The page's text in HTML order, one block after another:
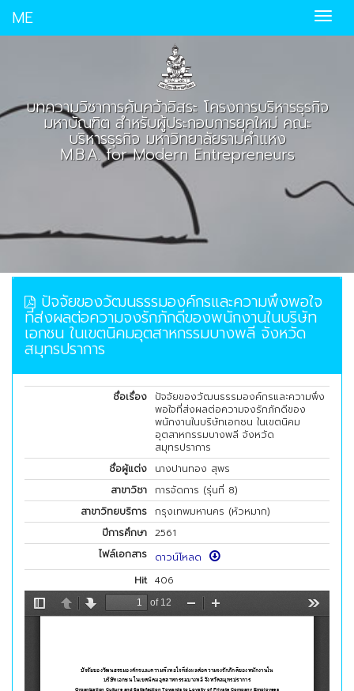
ME
บทความวิชาการค้นคว้าอิสระ โครงการบริหารธุรกิจ
มหาบัณฑิต สำหรับผู้ประกอบการยุคใหม่ คณะ
บริหารธุรกิจ มหาวิทยาลัยรามคำแหง
M.B.A. for Modern Entrepreneurs
ปัจจัยของวัฒนธรรมองค์กรและความพึงพอใจ
ที่ส่งผลต่อความจงรักภักดีของพนักงานในบริษัท
เอกชน ในเขตนิคมอุตสาหกรรมบางพลี จังหวัด
สมุทรปราการ
ชื่อเรื่อง
ปัจจัยของวัฒนธรรมองค์กรและความพึง
พอใจที่ส่งผลต่อความจงรักภักดีของ
พนักงานในบริษัทเอกชน ในเขตนิคม
อุตสาหกรรมบางพลี จังหวัด
สมุทรปราการ
ชื่อผู้แต่ง
นางปานทอง สุพร
สาขาวิชา การจัดการ (รุ่นที่ 8)
สาขาวิทยบริการ กรุงเทพมหานคร (หัวหมาก)
ปีการศึกษา 2561
ไฟล์เอกสาร
ดาวน์โหลด
Hit 406